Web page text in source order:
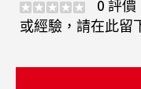
0 評價
或經驗，請在此留